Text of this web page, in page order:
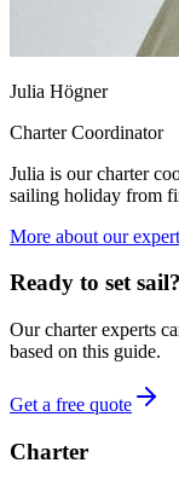
Julia Högner
Charter Coordinator
Julia is our charter
sailing holiday from
More about our
Ready to set sail?
Our charter experts
based on this guide.
Get a free quote
Charter